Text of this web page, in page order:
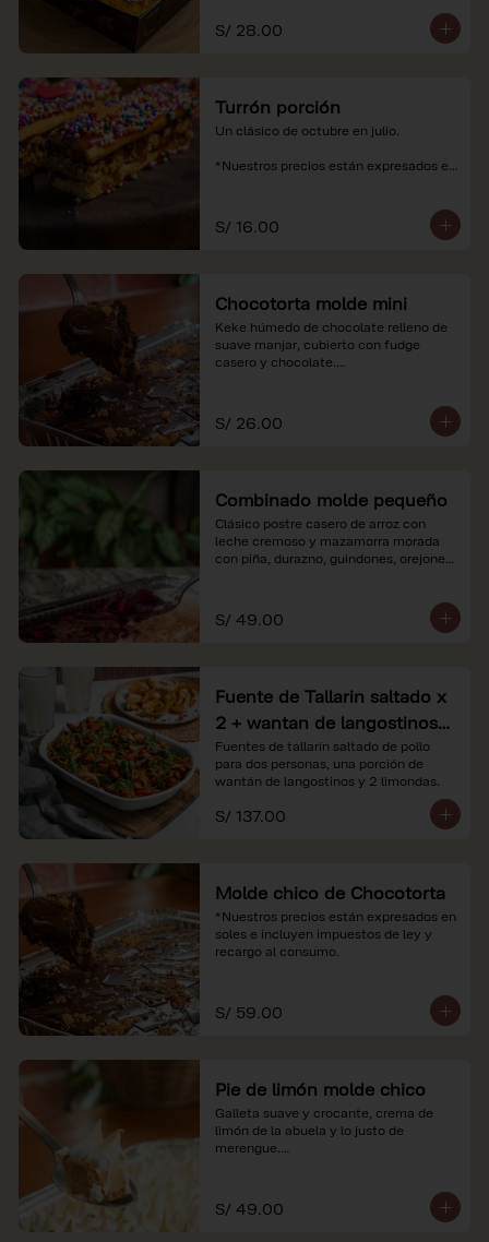
soles e incluyen impuestos de ley y
recargo al consumo.
S/ 28.00
Turrón porción
Un clásico de octubre en julio.
*Nuestros precios están expresados en
S/ 16.00
Chocotorta molde mini
Keke húmedo de chocolate relleno de
suave manjar, cubierto con fudge
casero y chocolate.
soles e incluyen impuestos de ley y
recargo al consumo. Imagenes
S/ 26.00
Combinado molde pequeño
Clásico postre casero de arroz con
leche cremoso y mazamorra morada
con piña, durazno, guindones, orejones
*Nuestros precios están expresados en
soles e incluyen impuestos de ley y
S/ 49.00
Fuente de Tallarin saltado x
2 + wantan de langostinos +
2 limonadas
Fuentes de tallarín saltado de pollo
para dos personas, una porción de
wantán de langostinos y 2 limondas.
S/ 137.00
Molde chico de Chocotorta
*Nuestros precios están expresados en
soles e incluyen impuestos de ley y
recargo al consumo.
S/ 59.00
Pie de limón molde chico
Galleta suave y crocante, crema de
limón de la abuela y lo justo de
merengue.
soles e incluyen impuestos de ley y
recargo al consumo.
S/ 49.00